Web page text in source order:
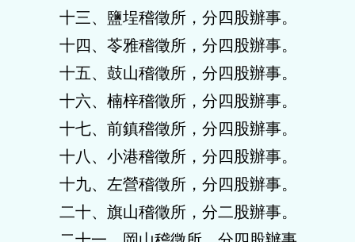
十三、鹽埕稽徵所，分四股辦事。
十四、苓雅稽徵所，分四股辦事。
十五、鼓山稽徵所，分四股辦事。
十六、楠梓稽徵所，分四股辦事。
十七、前鎮稽徵所，分四股辦事。
十八、小港稽徵所，分四股辦事。
十九、左營稽徵所，分四股辦事。
二十、旗山稽徵所，分二股辦事。